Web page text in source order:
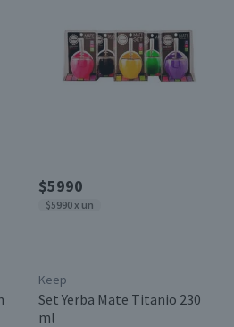
$5990
$5990 x un
Keep
Set Yerba Mate Titanio 230
ml